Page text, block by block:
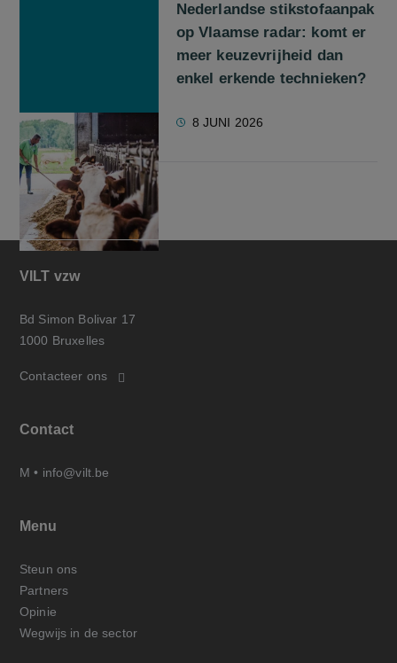
Nederlandse stikstofaanpak
op Vlaamse radar: komt er
meer keuzevrijheid dan
enkel erkende technieken?
8 JUNI 2026
VILT vzw
Bd Simon Bolivar 17
1000 Bruxelles
Contacteer ons
Contact
M • info@vilt.be
Menu
Steun ons
Partners
Opinie
Wegwijs in de sector